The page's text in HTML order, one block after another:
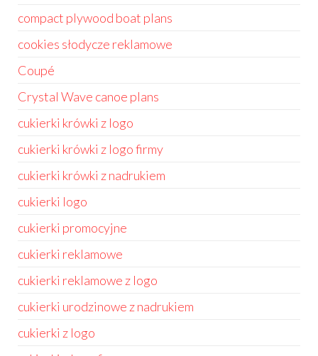
compact plywood boat plans
cookies słodycze reklamowe
Coupé
Crystal Wave canoe plans
cukierki krówki z logo
cukierki krówki z logo firmy
cukierki krówki z nadrukiem
cukierki logo
cukierki promocyjne
cukierki reklamowe
cukierki reklamowe z logo
cukierki urodzinowe z nadrukiem
cukierki z logo